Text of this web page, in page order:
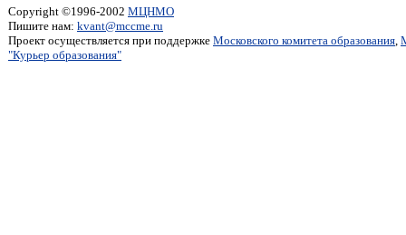
Copyright ©1996-2002 МЦНМО
Пишите нам: kvant@mccme.ru
Проект осуществляется при поддержке Московского комитета образования,
"Курьер образования"